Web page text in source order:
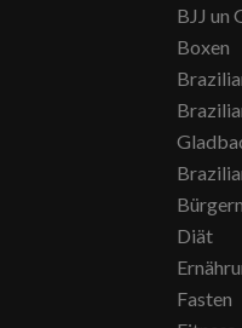
BJJ un
Boxen
Diät
Fasten